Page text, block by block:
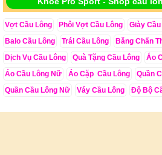
Vợt Cầu Lông Phôi Vợt Cầu Lông Giày
Balo Cầu Lông
Trái Cầu Lông Băng Chấn
Dịch Vụ Cầu Lông
Quà Tặng Cầu Lông
Áo
Áo Cầu Lông Nữ
Áo Cặp Cầu Lông
Quần
Quần Cầu Lông Nữ
Váy Cầu Lông Độ Bộ